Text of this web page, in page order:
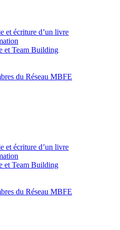
et écriture d’un livre
et Team Building
du Réseau MBFE
et écriture d’un livre
et Team Building
du Réseau MBFE